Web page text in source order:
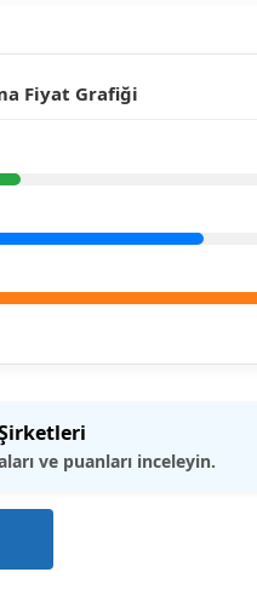
Fiyat Grafiği
ve puanları inceleyin.